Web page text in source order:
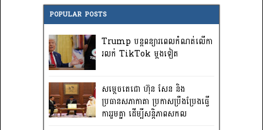
POPULAR POSTS
Trump បន្តពន្យារពេលកំណត់លើកា
រលក់ TikTok ម្តងទៀត
សម្តេចតេជោ ហ៊ុន សែន និង
ប្រធានសភាកាតា ប្រកាសប្រឹងប្រែងធ្វើ
ការ​រួមគ្នា ដើម្បីសន្តិភាពសកល